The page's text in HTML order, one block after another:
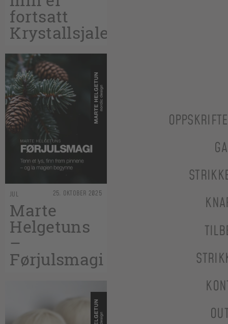
fortsatt
Krystallsjalet
JUL 25. OKTOBER 2025
Marte
Helgetuns
–
Førjulsmagi